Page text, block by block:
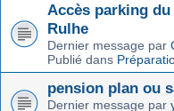
Accès parking
Rulhe
Dernier message par
Publié dans
pension plan ou
Dernier message par